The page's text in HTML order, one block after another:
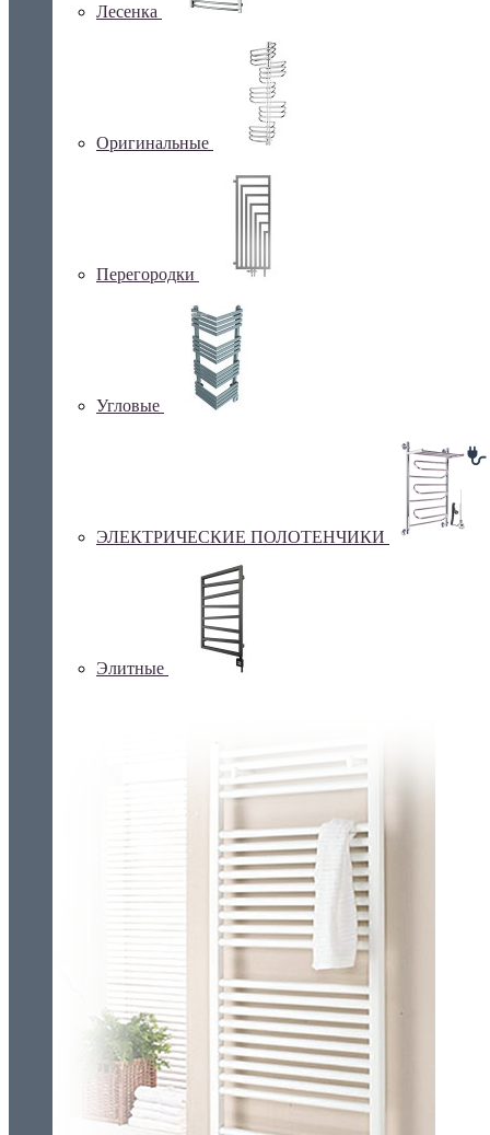
Лесенка
Оригинальные
Перегородки
Угловые
ЭЛЕКТРИЧЕСКИЕ ПОЛОТЕНЧИКИ
Элитные